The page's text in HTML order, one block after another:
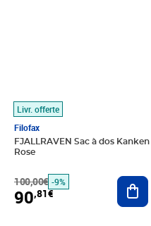
Livr. offerte
Filofax
FJALLRAVEN Sac à dos Kanken
Rose
100,00€ -9%
90,81€